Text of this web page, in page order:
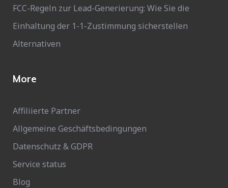
FCC-Regeln zur Lead-Generierung: Wie Sie die
Einhaltung der 1-1-Zustimmung sicherstellen
Alternativen
More
Affiliierte Partner
Allgemeine Geschäftsbedingungen
Datenschutz & GDPR
Service status
Blog